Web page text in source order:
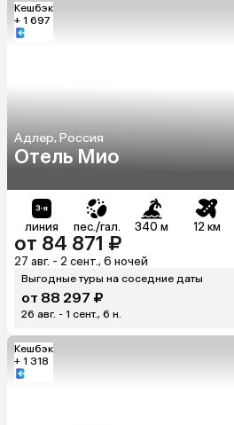
Кешбэк
+ 1 697
Адлер, Россия
Отель Мио
линия пес./гал. 340 м 12 км
от 84 871 ₽
27 авг. - 2 сент., 6 ночей
Выгодные туры на соседние даты
от 88 297 ₽
26 авг. - 1 сент., 6 н.
Кешбэк
+ 1 318